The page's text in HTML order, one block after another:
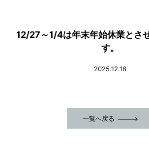
12/27～1/4は年末年始休業とさ
す。
2025.12.18
一覧へ戻る